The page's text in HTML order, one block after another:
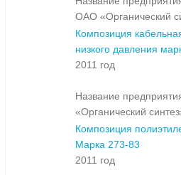
ОАО «Органический
Композиция
низкого давления
2011 год
Название
«Органический
Композиция
Марка 273-83
2011 год